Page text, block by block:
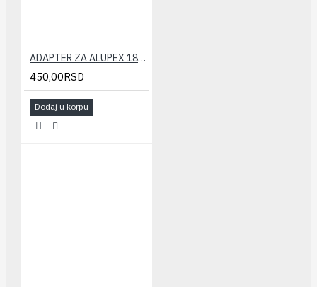
ADAPTER ZA ALUPEX 18x2 CALEFFI
450,00RSD
Dodaj u korpu